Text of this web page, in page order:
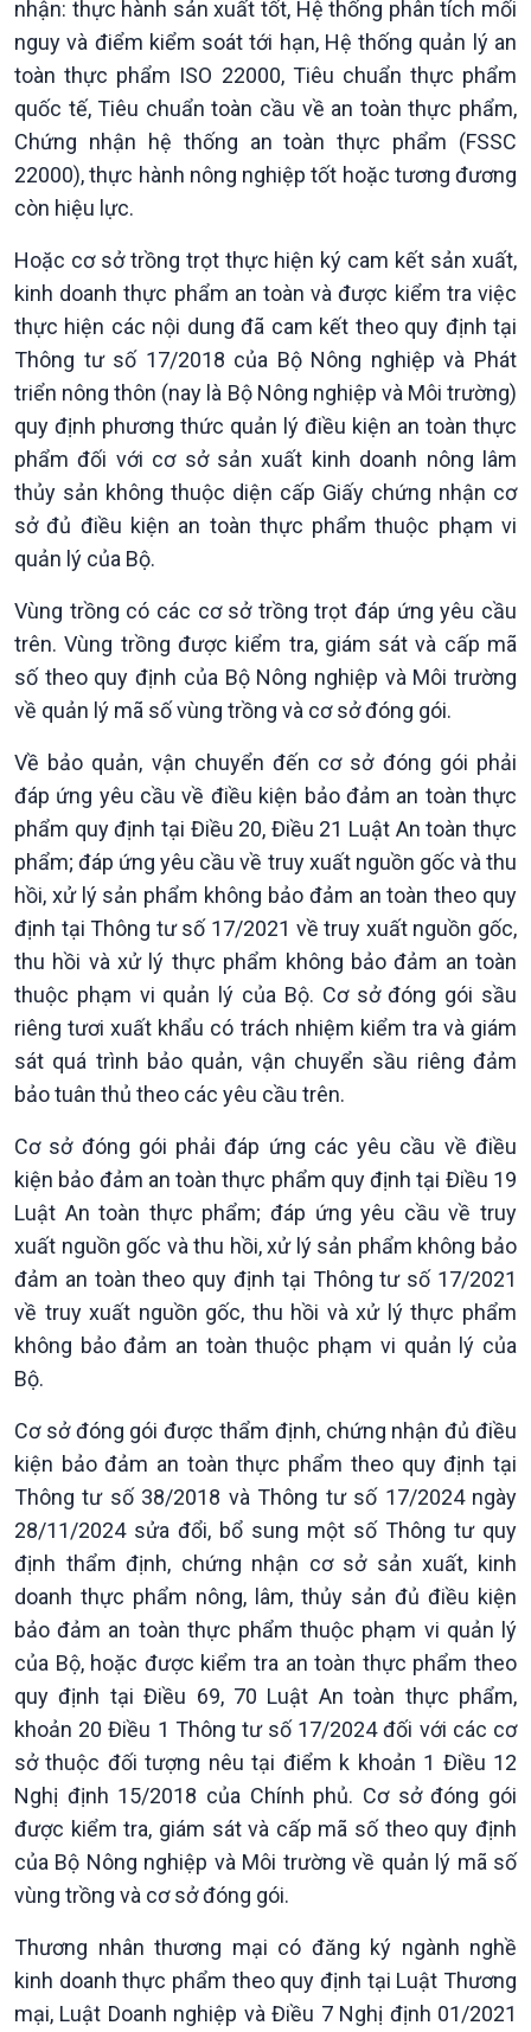
Chính trị
Tin Chính trị
Chính phủ với người dân
Quốc hội với cử tri
Xây dựng đảng
Đảng trong cuộc sống
Nhận diện sự thật
Pháp luật và đời sống
Thế giới
Tin thế giới
Vấn đề quốc tế
Hồ sơ sự kiện quốc tế
Thế giới & Việt Nam
Biên cương - Một dải vững
bền
Kinh tế
Tin Kinh tế
Trước giờ mở cửa
Dòng chảy Kinh tế
Sức sống hàng Việt
Khởi nghiệp
Tuyên chiến với gian lận
thương mại
Nông nghiệp & Biển đảo
Tin Nông nghiệp & Biển
đảo
Mùa vàng
Biển đảo Việt Nam
Tâm tình biên giới và hải
Tìm hiểu biển, đảo Việt
Nam
nhận: thực hành sản xuất tốt, Hệ thống phân tích mối
nguy và điểm kiểm soát tới hạn, Hệ thống quản lý an
toàn thực phẩm ISO 22000, Tiêu chuẩn thực phẩm
quốc tế, Tiêu chuẩn toàn cầu về an toàn thực phẩm,
Chứng nhận hệ thống an toàn thực phẩm (FSSC
22000), thực hành nông nghiệp tốt hoặc tương đương
còn hiệu lực.
Hoặc cơ sở trồng trọt thực hiện ký cam kết sản xuất,
kinh doanh thực phẩm an toàn và được kiểm tra việc
thực hiện các nội dung đã cam kết theo quy định tại
Thông tư số 17/2018 của Bộ Nông nghiệp và Phát
triển nông thôn (nay là Bộ Nông nghiệp và Môi trường)
quy định phương thức quản lý điều kiện an toàn thực
phẩm đối với cơ sở sản xuất kinh doanh nông lâm
thủy sản không thuộc diện cấp Giấy chứng nhận cơ
sở đủ điều kiện an toàn thực phẩm thuộc phạm vi
quản lý của Bộ.
Vùng trồng có các cơ sở trồng trọt đáp ứng yêu cầu
trên. Vùng trồng được kiểm tra, giám sát và cấp mã
số theo quy định của Bộ Nông nghiệp và Môi trường
về quản lý mã số vùng trồng và cơ sở đóng gói.
Về bảo quản, vận chuyển đến cơ sở đóng gói phải
đáp ứng yêu cầu về điều kiện bảo đảm an toàn thực
phẩm quy định tại Điều 20, Điều 21 Luật An toàn thực
phẩm; đáp ứng yêu cầu về truy xuất nguồn gốc và thu
hồi, xử lý sản phẩm không bảo đảm an toàn theo quy
định tại Thông tư số 17/2021 về truy xuất nguồn gốc,
thu hồi và xử lý thực phẩm không bảo đảm an toàn
thuộc phạm vi quản lý của Bộ. Cơ sở đóng gói sầu
riêng tươi xuất khẩu có trách nhiệm kiểm tra và giám
sát quá trình bảo quản, vận chuyển sầu riêng đảm
bảo tuân thủ theo các yêu cầu trên.
Cơ sở đóng gói phải đáp ứng các yêu cầu về điều
kiện bảo đảm an toàn thực phẩm quy định tại Điều 19
Luật An toàn thực phẩm; đáp ứng yêu cầu về truy
xuất nguồn gốc và thu hồi, xử lý sản phẩm không bảo
đảm an toàn theo quy định tại Thông tư số 17/2021
về truy xuất nguồn gốc, thu hồi và xử lý thực phẩm
không bảo đảm an toàn thuộc phạm vi quản lý của
Bộ.
Cơ sở đóng gói được thẩm định, chứng nhận đủ điều
kiện bảo đảm an toàn thực phẩm theo quy định tại
Thông tư số 38/2018 và Thông tư số 17/2024 ngày
28/11/2024 sửa đổi, bổ sung một số Thông tư quy
định thẩm định, chứng nhận cơ sở sản xuất, kinh
doanh thực phẩm nông, lâm, thủy sản đủ điều kiện
bảo đảm an toàn thực phẩm thuộc phạm vi quản lý
của Bộ, hoặc được kiểm tra an toàn thực phẩm theo
quy định tại Điều 69, 70 Luật An toàn thực phẩm,
khoản 20 Điều 1 Thông tư số 17/2024 đối với các cơ
sở thuộc đối tượng nêu tại điểm k khoản 1 Điều 12
Nghị định 15/2018 của Chính phủ. Cơ sở đóng gói
được kiểm tra, giám sát và cấp mã số theo quy định
của Bộ Nông nghiệp và Môi trường về quản lý mã số
vùng trồng và cơ sở đóng gói.
Thương nhân thương mại có đăng ký ngành nghề
kinh doanh thực phẩm theo quy định tại Luật Thương
mại, Luật Doanh nghiệp và Điều 7 Nghị định 01/2021